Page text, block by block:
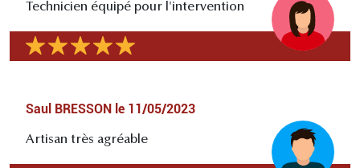
Technicien équipé pour l'intervention
Saul BRESSON le 11/05/2023
Artisan très agréable